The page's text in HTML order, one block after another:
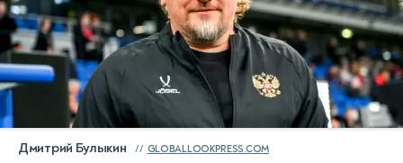
Дмитрий Булыкин GLOBALLOOKPRESS.COM